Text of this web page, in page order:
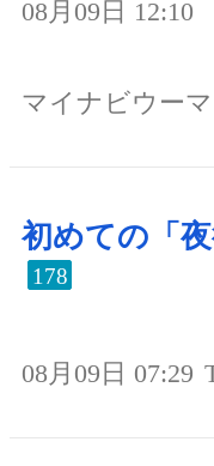
08月09日 12:10
マイナビウー
初めての「
178
08月09日 07:29